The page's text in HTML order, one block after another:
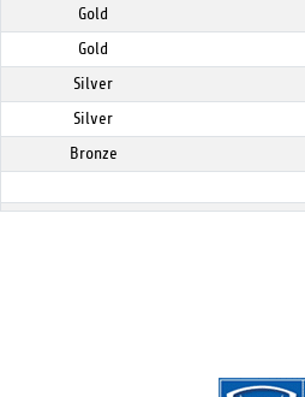
Gold
Gold
Silver
Silver
Bronze